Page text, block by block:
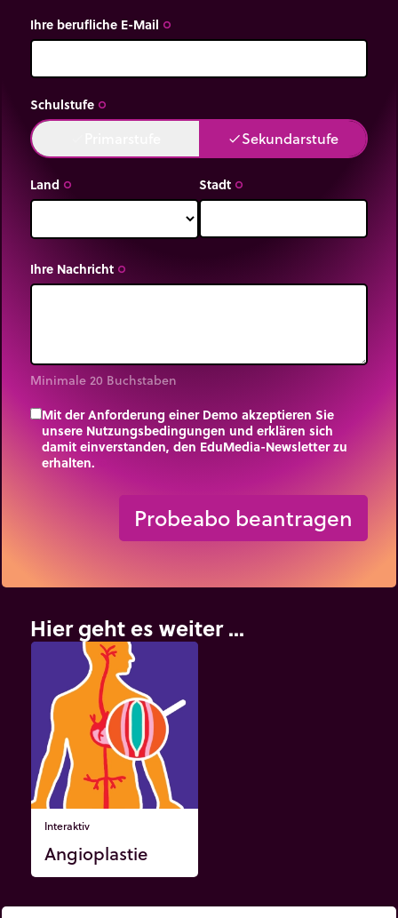
Ihre berufliche E-Mail trip_origin
Schulstufe trip_origin
doneSekundarstufe
Land trip_origin Stadt trip_origin
Ihre Nachricht trip_origin
Minimale 20 Buchstaben
Mit der Anforderung einer Demo akzeptieren Sie
unsere Nutzungsbedingungen und erklären sich
damit einverstanden, den EduMedia-Newsletter zu
erhalten.
Probeabo beantragen
Hier geht es weiter ...
Interaktiv
Angioplastie